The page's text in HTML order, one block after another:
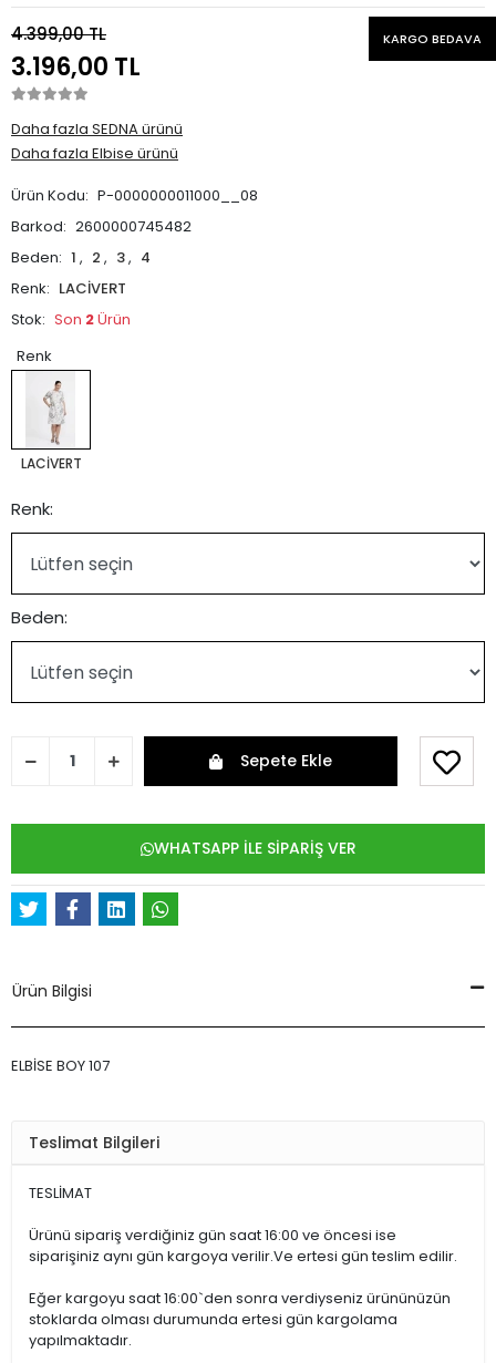
4.399,00 TL
3.196,00 TL
KARGO BEDAVA
Daha fazla SEDNA ürünü
Daha fazla Elbise ürünü
Ürün Kodu: P-0000000011000__08
Barkod: 2600000745482
Beden: 1 , 2 , 3, 4
Renk: LACİVERT
Stok: Son 2Ürün
Renk
LACİVERT
Renk:
Beden:
Sepete Ekle
WHATSAPP İLE SİPARİŞ VER
Ürün Bilgisi
ELBİSE BOY 107
Teslimat Bilgileri
TESLİMAT
Ürünü sipariş verdiğiniz gün saat 16:00 ve öncesi ise
siparişiniz aynı gün kargoya verilir.Ve ertesi gün teslim edilir.
Eğer kargoyu saat 16:00`den sonra verdiyseniz ürününüzün
stoklarda olması durumunda ertesi gün kargolama
yapılmaktadır.